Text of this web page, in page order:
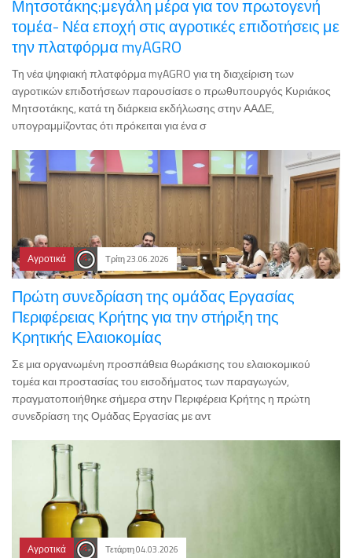
Μητσοτάκης:μεγάλη μέρα για τον πρωτογενή
τομέα- Νέα εποχή στις αγροτικές επιδοτήσεις με
την πλατφόρμα myAGRO
Τη νέα ψηφιακή πλατφόρμα myAGRO για τη διαχείριση των
αγροτικών επιδοτήσεων παρουσίασε ο πρωθυπουργός Κυριάκος
Μητσοτάκης, κατά τη διάρκεια εκδήλωσης στην ΑΑΔΕ,
υπογραμμίζοντας ότι πρόκειται για ένα σ
Αγροτικά Τρίτη 23.06.2026
Πρώτη συνεδρίαση της ομάδας Εργασίας
Περιφέρειας Κρήτης για την στήριξη της
Κρητικής Ελαιοκομίας
Σε μια οργανωμένη προσπάθεια θωράκισης του ελαιοκομικού
τομέα και προστασίας του εισοδήματος των παραγωγών,
πραγματοποιήθηκε σήμερα στην Περιφέρεια Κρήτης η πρώτη
συνεδρίαση της Ομάδας Εργασίας με αντ
Αγροτικά Τετάρτη 04.03.2026